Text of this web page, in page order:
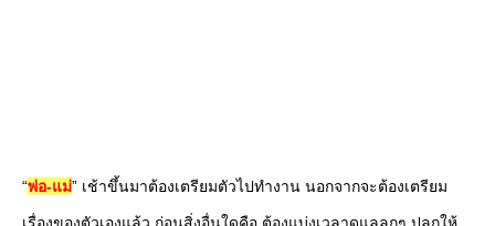
“พ่อ-แม่” เช้าขึ้นมาต้องเตรียมตัวไปทำงาน นอกจากจะต้องเตรียม